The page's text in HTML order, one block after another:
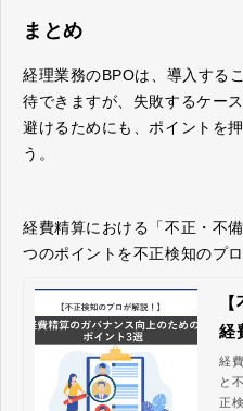
まとめ
経理業務のBPOは、導入する
待できますが、失敗するケー
避けるためにも、ポイントを
う。
経費精算における「不正・不
つのポイントを不正検知のプ
経
た
経
と
正